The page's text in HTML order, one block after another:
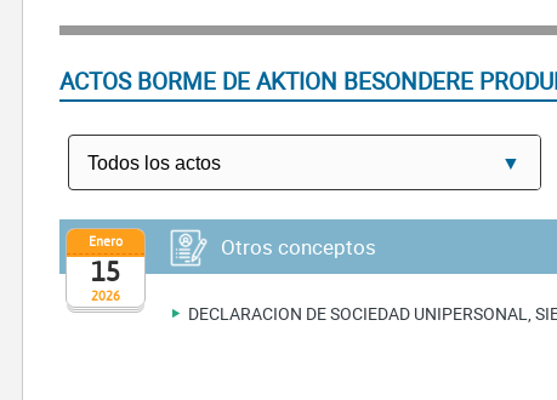
ACTOS BORME DE AKTION BESONDERE
2026
Enero
15
Otros conceptos
DECLARACION DE SOCIEDAD UNIPERSONAL,